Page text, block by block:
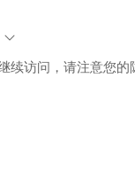
续访问，请注意您的